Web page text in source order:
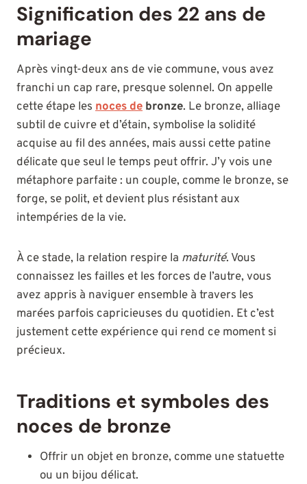
Signification des 22 ans de
mariage
Après vingt-deux ans de vie commune, vous avez
franchi un cap rare, presque solennel. On appelle
cette étape les noces de bronze. Le bronze, alliage
subtil de cuivre et d’étain, symbolise la solidité
acquise au fil des années, mais aussi cette patine
délicate que seul le temps peut offrir. J’y vois une
métaphore parfaite : un couple, comme le bronze, se
forge, se polit, et devient plus résistant aux
intempéries de la vie.
À ce stade, la relation respire la maturité. Vous
connaissez les failles et les forces de l’autre, vous
avez appris à naviguer ensemble à travers les
marées parfois capricieuses du quotidien. Et c’est
justement cette expérience qui rend ce moment si
précieux.
Traditions et symboles des
noces de bronze
Offrir un objet en bronze, comme une statuette
ou un bijou délicat.